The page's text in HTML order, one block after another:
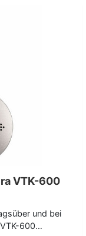
VTK-600
und bei
600…